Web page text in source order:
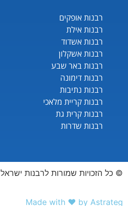
רבנות אופקים
רבנות אילת
רבנות אשדוד
רבנות אשקלון
רבנות באר שבע
רבנות דימונה
רבנות נתיבות
רבנות קריית מלאכי
רבנות קרית גת
רבנות שדרות
© כל הזכויות שמורות לרבנות ישראל 2019
Made with ❤️ by Astrateg